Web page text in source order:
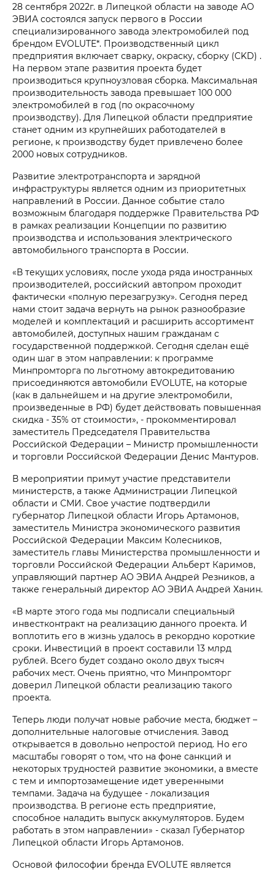
28 сентября 2022г. в Липецкой области на заводе АО
ЭВИА состоялся запуск первого в России
специализированного завода электромобилей под
брендом EVOLUTE*. Производственный цикл
предприятия включает сварку, окраску, сборку (CKD) .
На первом этапе развития проекта будет
производиться крупноузловая сборка. Максимальная
производительность завода превышает 100 000
электромобилей в год (по окрасочному
производству). Для Липецкой области предприятие
станет одним из крупнейших работодателей в
регионе, к производству будет привлечено более
2000 новых сотрудников.
Развитие электротранспорта и зарядной
инфраструктуры является одним из приоритетных
направлений в России. Данное событие стало
возможным благодаря поддержке Правительства РФ
в рамках реализации Концепции по развитию
производства и использования электрического
автомобильного транспорта в России.
«В текущих условиях, после ухода ряда иностранных
производителей, российский автопром проходит
фактически «полную перезагрузку». Сегодня перед
нами стоит задача вернуть на рынок разнообразие
моделей и комплектаций и расширить ассортимент
автомобилей, доступных нашим гражданам с
государственной поддержкой. Сегодня сделан ещё
один шаг в этом направлении: к программе
Минпромторга по льготному автокредитованию
присоединяются автомобили EVOLUTE, на которые
(как в дальнейшем и на другие электромобили,
произведенные в РФ) будет действовать повышенная
скидка - 35% от стоимости», - прокомментировал
заместитель Председателя Правительства
Российской Федерации – Министр промышленности
и торговли Российской Федерации Денис Мантуров.
В мероприятии примут участие представители
министерств, а также Администрации Липецкой
области и СМИ. Свое участие подтвердили
губернатор Липецкой области Игорь Артамонов,
заместитель Министра экономического развития
Российской Федерации Максим Колесников,
заместитель главы Министерства промышленности и
торговли Российской Федерации Альберт Каримов,
управляющий партнер АО ЭВИА Андрей Резников, а
также генеральный директор АО ЭВИА Андрей Ханин.
«В марте этого года мы подписали специальный
инвестконтракт на реализацию данного проекта. И
воплотить его в жизнь удалось в рекордно короткие
сроки. Инвестиций в проект составили 13 млрд
рублей. Всего будет создано около двух тысяч
рабочих мест. Очень приятно, что Минпромторг
доверил Липецкой области реализацию такого
проекта.
Теперь люди получат новые рабочие места, бюджет –
дополнительные налоговые отчисления. Завод
открывается в довольно непростой период. Но его
масштабы говорят о том, что на фоне санкций и
некоторых трудностей развитие экономики, а вместе
с тем и импортозамещение идет уверенными
темпами. Задача на будущее - локализация
производства. В регионе есть предприятие,
способное наладить выпуск аккумуляторов. Будем
работать в этом направлении» - сказал Губернатор
Липецкой области Игорь Артамонов.
Основой философии бренда EVOLUTE является